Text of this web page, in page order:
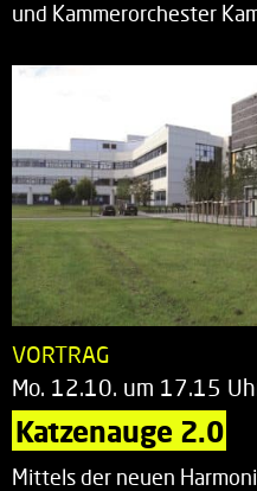
und Kammerorchester
VORTRAG
Mo. 12.10. um 17.15
Katzenauge 2.0
Mittels der neuen